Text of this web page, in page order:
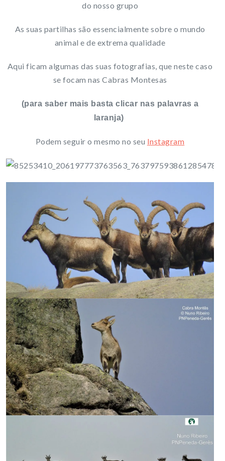
do nosso grupo
As suas partilhas são essencialmente sobre o mundo
animal e de extrema qualidade
Aqui ficam algumas das suas fotografias, que neste caso
se focam nas Cabras Montesas
(para saber mais basta clicar nas palavras a
laranja)
Podem seguir o mesmo no seu Instagram